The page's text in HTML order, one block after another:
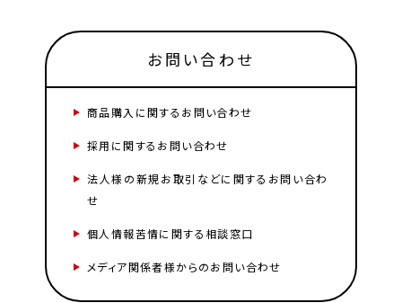
お問い合わせ
商品購入に関するお問い合わせ
採用に関するお問い合わせ
法人様の新規お取引などに関するお問い合わ
せ
個人情報苦情に関する相談窓口
メディア関係者様からのお問い合わせ